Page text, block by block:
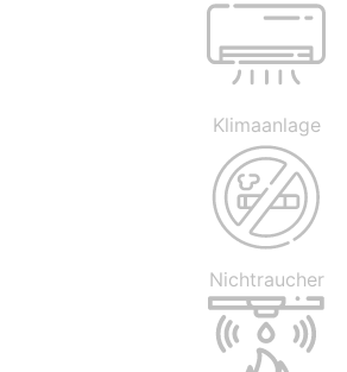
Klimaanlage
Nichtraucher